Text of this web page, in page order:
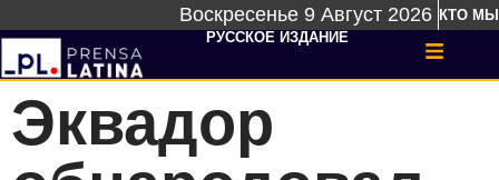
Воскресенье 9 Август 2026 КТО МЫ
РУССКОЕ ИЗДАНИЕ
Эквадор